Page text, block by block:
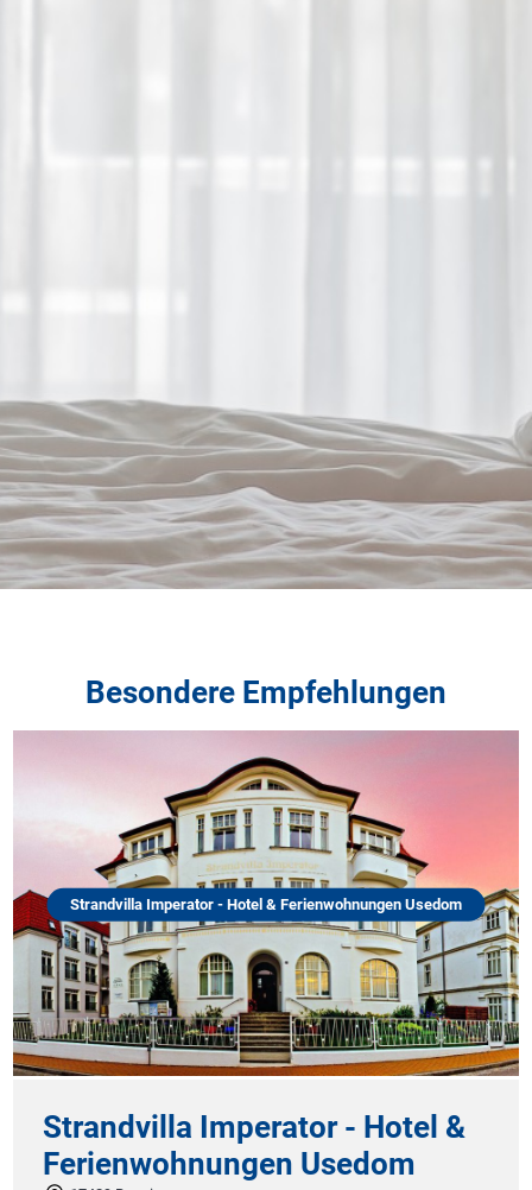
Besondere Empfehlungen
Strandvilla Imperator - Hotel & Ferienwohnungen Usedom
Strandvilla Imperator - Hotel &
Ferienwohnungen Usedom